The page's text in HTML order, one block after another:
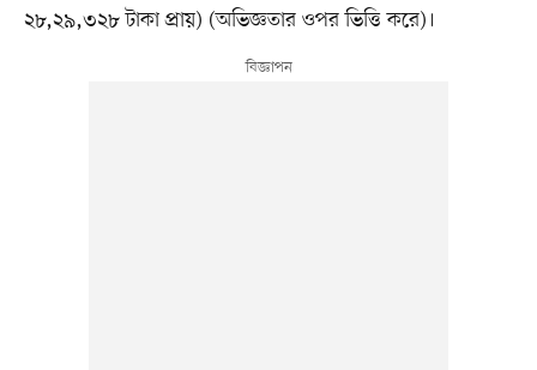
২৮,২৯,৩২৮ টাকা প্রায়) (অভিজ্ঞতার ওপর ভিত্তি করে)।